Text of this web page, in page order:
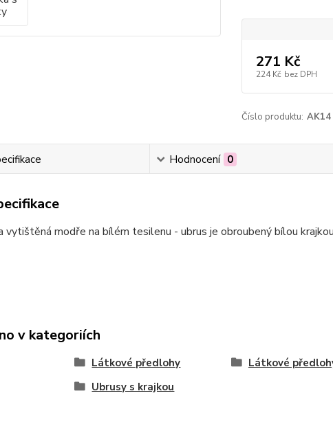
271 Kč
224 Kč bez DPH
Číslo produktu: AK14
Hodnocení 0
vytištěná modře na bílém tesilenu - ubrus je obroubený bílou
v kategoriích
Látkové předlohy Látkové
Ubrusy s krajkou